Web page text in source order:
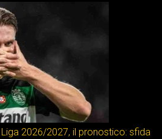
2026/2027, il pronostico: sfida